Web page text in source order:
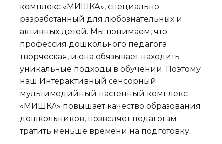
комплекс «МИШКА», специально
разработанный для любознательных и
активных детей. Мы понимаем, что
профессия дошкольного педагога
творческая, и она обязывает находить
уникальные подходы в обучении. Поэтому
наш Интерактивный сенсорный
мультимедийный настенный комплекс
«МИШКА» повышает качество образования
дошкольников, позволяет педагогам
тратить меньше времени на подготовку…